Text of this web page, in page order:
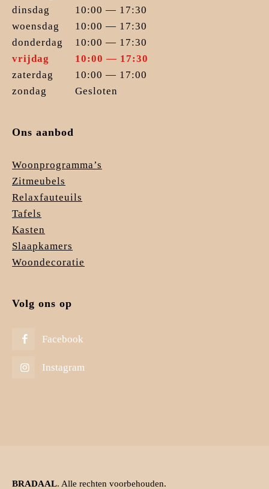
dinsdag
10:00 — 17:30
woensdag
10:00 — 17:30
donderdag
10:00 — 17:30
vrijdag
10:00 — 17:30
zaterdag
10:00 — 17:00
zondag
Gesloten
Ons aanbod
Woonprogramma’s
Zitmeubels
Relaxfauteuils
Tafels
Kasten
Slaapkamers
Woondecoratie
Volg ons op
Facebook
Instagram
BRADAAL. Alle rechten voorbehouden.